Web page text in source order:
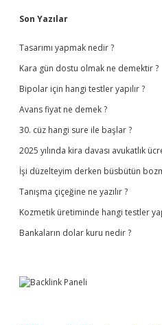
Sidebar
Son Yazılar
Tasarımı yapmak nedir ?
Kara gün dostu olmak ne demektir ?
Bipolar için hangi testler yapılır ?
Avans fiyat ne demek ?
30. cüz hangi sure ile başlar ?
2025 yılında kira davası avukatlık
İşi düzelteyim derken büsbütün
Tanışma çiçeğine ne yazılır ?
Kozmetik üretiminde hangi testler
Bankaların dolar kuru nedir ?